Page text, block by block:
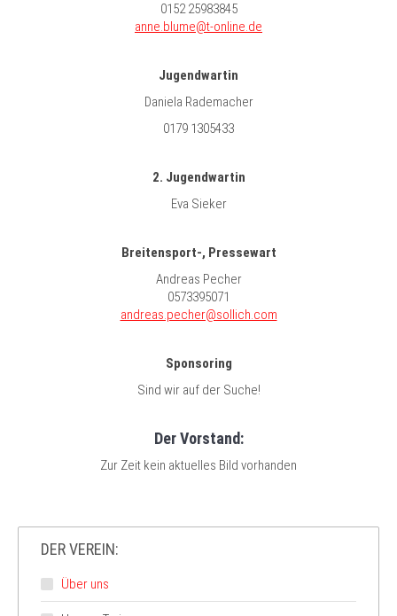
0152 25983845
anne.blume@t-online.de
Jugendwartin
Daniela Rademacher
0179 1305433
2. Jugendwartin
Eva Sieker
Breitensport-, Pressewart
Andreas Pecher
0573395071
andreas.pecher@sollich.com
Sponsoring
Sind wir auf der Suche!
Der Vorstand:
Zur Zeit kein aktuelles Bild vorhanden
DER VEREIN:
Über uns